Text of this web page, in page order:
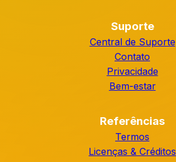
Suporte
Central de Suporte
Contato
Privacidade
Bem-estar
Referências
Termos
Licenças & Créditos